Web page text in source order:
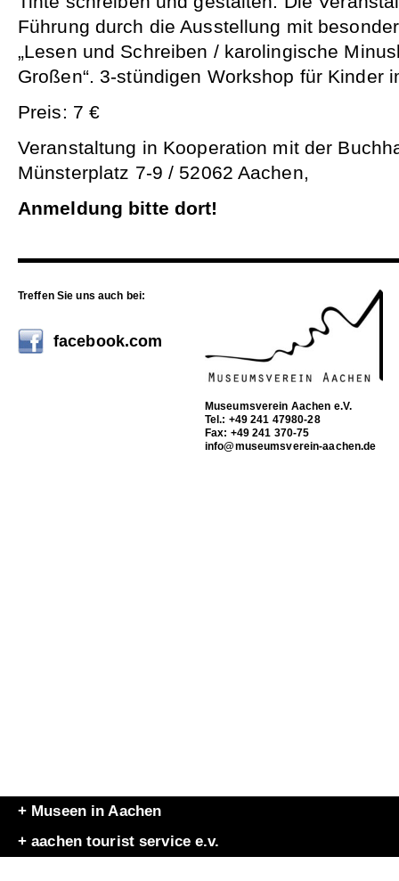
Führung durch die Ausstellung mit
„Lesen und Schreiben / karolingische
Großen“. 3-stündigen Workshop für Kinder
Preis: 7 €
Veranstaltung in Kooperation mit der
Münsterplatz 7-9 / 52062 Aachen,
Anmeldung bitte dort!
Treffen Sie uns auch bei:
facebook.com
Museumsverein Aachen e.V.
Tel.: +49 241 47980-28
Fax: +49 241 370-75
info@museumsverein-aachen.de
+ Museen in Aachen
+ aachen tourist service e.v.